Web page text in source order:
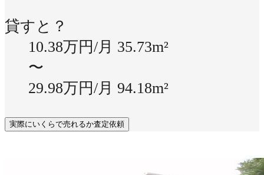
貸すと？
10.38万円/月 35.73m²
〜
29.98万円/月 94.18m²
実際にいくらで売れるか査定依頼